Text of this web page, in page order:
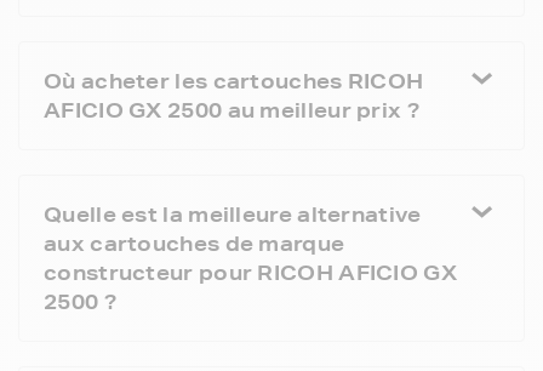
Où acheter les cartouches RICOH
AFICIO GX 2500 au meilleur prix ?
Quelle est la meilleure alternative
aux cartouches de marque
constructeur pour RICOH AFICIO GX
2500 ?